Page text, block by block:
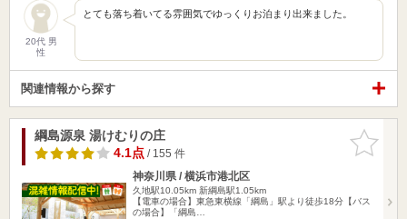
20代 男
性
とても落ち着いてる雰囲気でゆっくりお泊まり出来ました。
関連情報から探す
お気に入
りに追加
綱島源泉 湯けむりの庄
4.1点/ 155 件
神奈川県 / 横浜市港北区
久地駅10.05km 新綱島駅1.05km
【電車の場合】東急東横線「綱島」駅より徒歩18分【バス
の場合】「綱島…